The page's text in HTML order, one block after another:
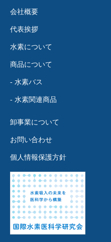
会社概要
代表挨拶
水素について
商品について
- 水素バス
- 水素関連商品
卸事業について
お問い合わせ
個人情報保護方針